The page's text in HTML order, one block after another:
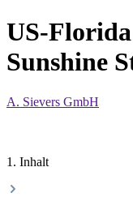
US-
Sunshine
A. Sievers GmbH
1. Inhalt